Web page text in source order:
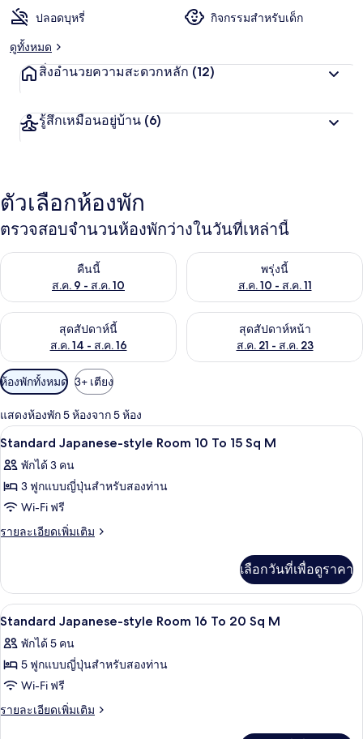
ปลอดบุหรี่
กิจกรรมสำหรับเด็ก
ดูทั้งหมด
สิ่งอำนวยความสะดวกหลัก (12)
รู้สึกเหมือนอยู่บ้าน (6)
ตัวเลือกห้องพัก
ตรวจสอบจำนวนห้องพักว่างในวันที่เหล่านี้
คืนนี้
ส.ค. 9 - ส.ค. 10
ตรวจสอบจำนวนห้องพักว่างในคืนนี้ ส.ค. 9 - ส.ค. 10
พรุ่งนี้
ส.ค. 10 - ส.ค. 11
ตรวจสอบจำนวนห้องพักว่างใน
สุดสัปดาห์นี้
ส.ค. 14 - ส.ค. 16
ตรวจสอบจำนวนห้องพักว่างในสุดสัปดาห์นี้ ส.ค. 14 - ส.ค. 16
สุดสัปดาห์หน้า
ส.ค. 21 - ส.ค. 23
ตรวจสอบจำนวนห้องพักว่างใน
ตัว
กรอง
ที่
มี
ให้
สำหรับ
ห้อง
ห้องพักทั้งหมด 3+ เตียง
แสดงห้องพัก 5 ห้องจาก 5 ห้อง
เปิด
ภาพถ่าย
ทั้งหมด
ของ
Standard
Room
10
To
15
Sq
M
1
Standard Japanese-style Room 10 To 15 Sq M
พักได้ 3 คน
3 ฟูกแบบญี่ปุ่นสำหรับสองท่าน
Wi-Fi ฟรี
รายละเอียดเพิ่มเติม
ราย
เกี่ยว
กับ
Standard
style
Room
To
15
Sq
เลือกวันที่เพื่อดูราคา
เปิด
ภาพถ่าย
ทั้งหมด
ของ
Standard
1
Standard Japanese-style Room 16 To 20 Sq M
พักได้ 5 คน
5 ฟูกแบบญี่ปุ่นสำหรับสองท่าน
Wi-Fi ฟรี
รายละเอียดเพิ่มเติม
ราย